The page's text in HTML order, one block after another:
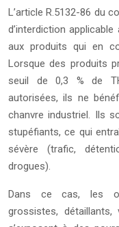
L’article R.5132-86 du
d’interdiction
aux produits qui en
Lorsque des produits
seuil de 0,3 % de
autorisées, ils ne
chanvre industriel. Ils
stupéfiants, ce qui
sévère (trafic,
drogues).
Dans ce cas, les
grossistes,